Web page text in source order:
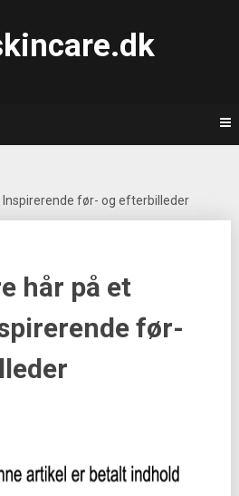
Inspirerende før- og efterbilleder
hår på et
før-